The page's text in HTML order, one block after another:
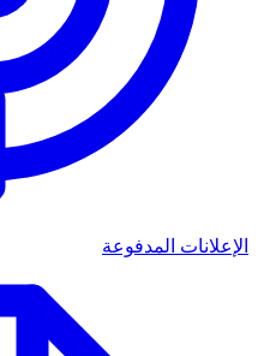
الإعلانات المدفوعة